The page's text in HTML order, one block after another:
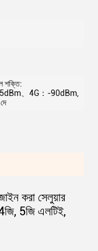
শক্তি:
、4G：-90dBm,
করা সেলুয়ার
5জি এলটিই,